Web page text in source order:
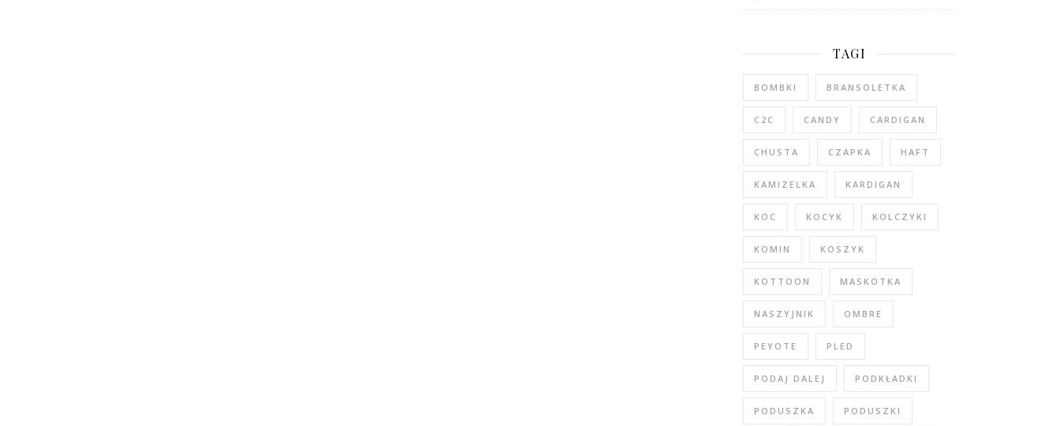
TAGI
BOMBKI BRANSOLETKA
C2C CANDY CARDIGAN
CHUSTA CZAPKA HAFT
KAMIZELKA KARDIGAN
KOC KOCYK KOLCZYKI
KOMIN KOSZYK
KOTTOON MASKOTKA
NASZYJNIK OMBRE
PEYOTE PLED
PODAJ DALEJ PODKŁADKI
PODUSZKA PODUSZKI